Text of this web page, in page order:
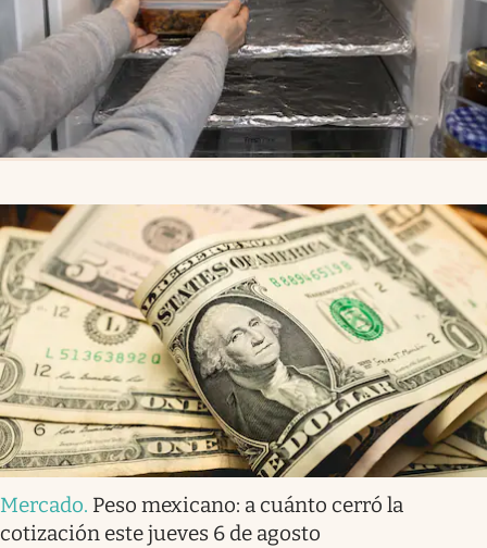
Mercado. Peso mexicano: a cuánto cerró la
cotización este jueves 6 de agosto